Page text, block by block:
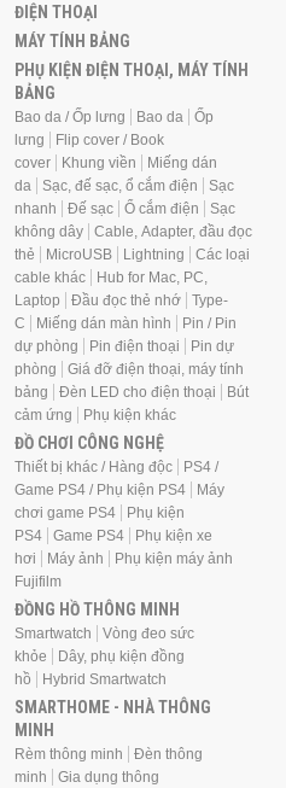
ĐIỆN THOẠI
MÁY TÍNH BẢNG
PHỤ KIỆN ĐIỆN THOẠI, MÁY TÍNH
BẢNG
Bao da / Ốp lưng Bao da
Ốp
lưng
Flip cover / Book
cover
Khung viền
Miếng dán
da
Sạc, đế sạc, ổ cắm điện
Sạc
nhanh
Đế sạc Ổ cắm điện
Sạc
không dây
Cable, Adapter, đầu đọc
thẻ
MicroUSB Lightning
Các loại
cable khác
Hub for Mac, PC,
Laptop
Đầu đọc thẻ nhớ
Type-
C
Miếng dán màn hình
Pin / Pin
dự phòng
Pin điện thoại
Pin dự
phòng
Giá đỡ điện thoại, máy tính
bảng
Đèn LED cho điện thoại
Bút
cảm ứng
Phụ kiện khác
ĐỒ CHƠI CÔNG NGHỆ
Thiết bị khác / Hàng độc
PS4 /
Game PS4 / Phụ kiện PS4
Máy
chơi game PS4
Phụ kiện
PS4
Game PS4
Phụ kiện xe
hơi
Máy ảnh
Phụ kiện máy ảnh
Fujifilm
ĐỒNG HỒ THÔNG MINH
Smartwatch
Vòng đeo sức
khỏe
Dây, phụ kiện đồng
hồ
Hybrid Smartwatch
SMARTHOME - NHÀ THÔNG
MINH
Rèm thông minh
Đèn thông
minh
Gia dụng thông